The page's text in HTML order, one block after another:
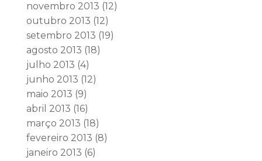
novembro 2013 (12)
outubro 2013 (12)
setembro 2013 (19)
agosto 2013 (18)
julho 2013 (4)
junho 2013 (12)
maio 2013 (9)
abril 2013 (16)
março 2013 (18)
fevereiro 2013 (8)
janeiro 2013 (6)